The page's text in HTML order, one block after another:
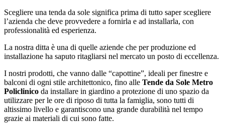
Scegliere una tenda da sole significa prima di tutto saper scegliere
l’azienda che deve provvedere a fornirla e ad installarla, con
professionalità ed esperienza.
La nostra ditta è una di quelle aziende che per produzione ed
installazione ha saputo ritagliarsi nel mercato un posto di eccellenza.
I nostri prodotti, che vanno dalle “capottine”, ideali per finestre e
balconi di ogni stile architettonico, fino alle Tende da Sole Metro
Policlinico da installare in giardino a protezione di uno spazio da
utilizzare per le ore di riposo di tutta la famiglia, sono tutti di
altissimo livello e garantiscono una grande durabilità nel tempo
grazie ai materiali di cui sono fatte.